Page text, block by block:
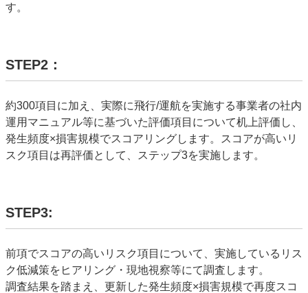
す。
STEP2：
約300項目に加え、実際に飛行/運航を実施する事業者の社内
運用マニュアル等に基づいた評価項目について机上評価し、
発生頻度×損害規模でスコアリングします。スコアが高いリ
スク項目は再評価として、ステップ3を実施します。
STEP3:
前項でスコアの高いリスク項目について、実施しているリス
ク低減策をヒアリング・現地視察等にて調査します。
調査結果を踏まえ、更新した発生頻度×損害規模で再度スコ